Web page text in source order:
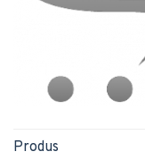
Produs